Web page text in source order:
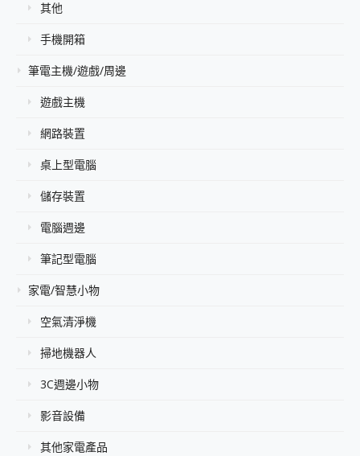
其他
手機開箱
筆電主機/遊戲/周邊
遊戲主機
網路裝置
桌上型電腦
儲存裝置
電腦週邊
筆記型電腦
家電/智慧小物
空氣清淨機
掃地機器人
3C週邊小物
影音設備
其他家電產品